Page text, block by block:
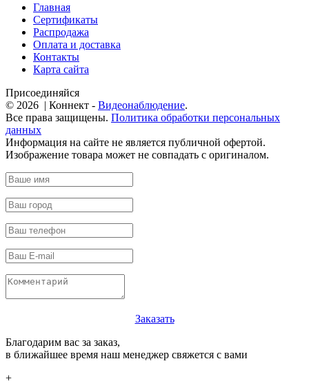
Главная
Сертификаты
Распродажа
Оплата и доставка
Контакты
Карта сайта
Присоединяйся
© 2026 | Коннект - Видеонаблюдение.
Все права защищены. Политика обработки персональных
данных
Информация на сайте не является публичной офертой.
Изображение товара может не совпадать с оригиналом.
Заказать
Благодарим вас за заказ,
в ближайшее время наш менеджер свяжется с вами
+